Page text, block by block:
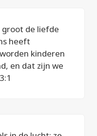
groot de liefde
heeft
kinderen
en dat zijn we